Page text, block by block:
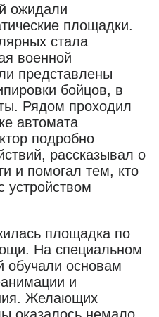
ожидали
площадки.
стала
военной
представлены
бойцов, в
Рядом проходил
автомата
подробно
рассказывал о
и помогал тем, кто
устройством
площадка по
На специальном
обучали основам
и
Желающих
оказалось немало,